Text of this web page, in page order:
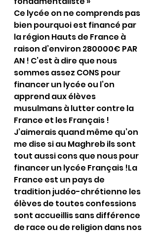
Ce lycée on ne comprends pas
bien pourquoi est financé par
la région Hauts de France à
raison d’environ 280000€ PAR
AN ! C’est à dire que nous
sommes assez CONS pour
financer un lycée ou l’on
apprend aux élèves
musulmans à lutter contre la
France et les Français !
J’aimerais quand même qu’on
me dise si au Maghreb ils sont
tout aussi cons que nous pour
financer un lycée Français !La
France est un pays de
tradition judéo-chrétienne les
élèves de toutes confessions
sont accueillis sans différence
de race ou de religion dans nos